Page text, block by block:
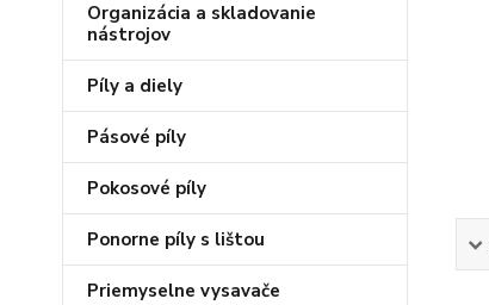
Organizácia a skladovanie
nástrojov
Píly a diely
Pásové píly
Pokosové píly
Ponorne píly s lištou
Priemyselne vysavače